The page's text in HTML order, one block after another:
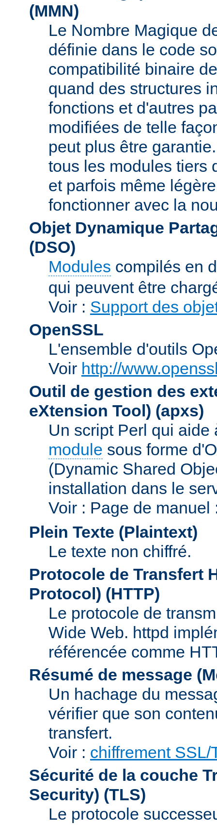
(MMN)
Le Nombre Magique
définie dans le code
compatibilité binaire
quand des structures
fonctions et d'autres
modifiées de telle
peut plus être
tous les modules tiers
et parfois même
fonctionner avec la
Objet Dynamique
(DSO)
Modules compilés en
qui peuvent être
Voir : Support des
OpenSSL
L'ensemble d'outils
Voir http://
Outil de gestion des
eXtension Tool) (apxs)
Un script Perl qui
module sous forme
(Dynamic Shared
installation dans le
Voir : Page de
Plein Texte (Plaintext)
Le texte non chiffré.
Protocole de Transfert
Protocol) (HTTP)
Le protocole de
Wide Web. httpd
référencée comme
Résumé de message
Un hachage du
vérifier que son
transfert.
Voir : chiffrement SSL/
Sécurité de la couche
Security) (TLS)
Le protocole